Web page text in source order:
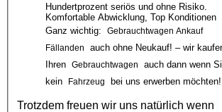
Hundertprozent seriös und ohne Risiko.
Komfortable Abwicklung, Top Konditionen
Ganz wichtig:
Gebrauchtwagen Ankauf
Fällanden
auch ohne Neukauf! – wir
Ihren Gebrauchtwagen
auch dann wenn
kein
Fahrzeug bei uns erwerben möchten!
Trotzdem freuen wir uns natürlich wenn